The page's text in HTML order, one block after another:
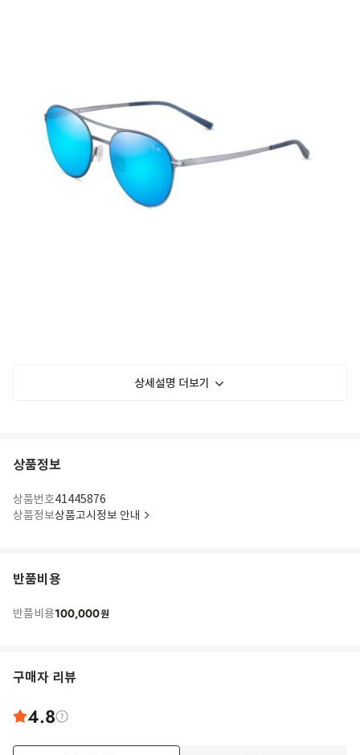
상세설명 더보기
상품정보
상품번호41445876
상품정보상품고시정보 안내
반품비용
반품비용100,000원
구매자 리뷰
4.8